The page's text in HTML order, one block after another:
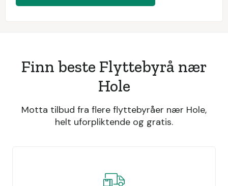
Finn beste Flyttebyrå nær
Hole
Motta tilbud fra flere flyttebyråer nær Hole,
helt uforpliktende og gratis.